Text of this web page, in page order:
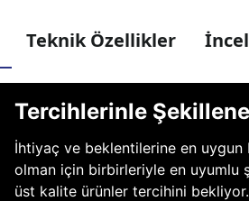
Teknik Özellikler
Tercihlerinle
İhtiyaç ve beklentilerine en uygun
olman için birbirleriyle en uyumlu
üst kalite ürünler tercihini